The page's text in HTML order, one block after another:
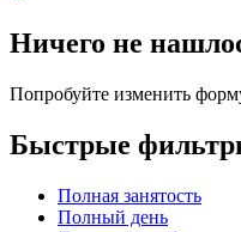
Ничего не
Попробуйте изменить
Быстрые
Полная занятость
Полный день